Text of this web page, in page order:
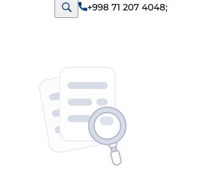
+998 71 207 4048;